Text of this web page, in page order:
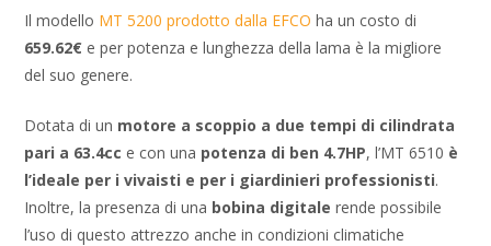
Il modello MT 5200 prodotto dalla EFCO ha un costo di
659.62€ e per potenza e lunghezza della lama è la migliore
del suo genere.
Dotata di un motore a scoppio a due tempi di cilindrata
pari a 63.4cc e con una potenza di ben 4.7HP, l’MT 6510 è
l’ideale per i vivaisti e per i giardinieri professionisti.
Inoltre, la presenza di una bobina digitale rende possibile
l’uso di questo attrezzo anche in condizioni climatiche